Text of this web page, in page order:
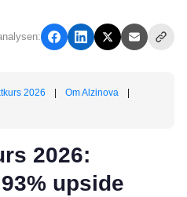
2026 Om Alzinova
2026:
upside